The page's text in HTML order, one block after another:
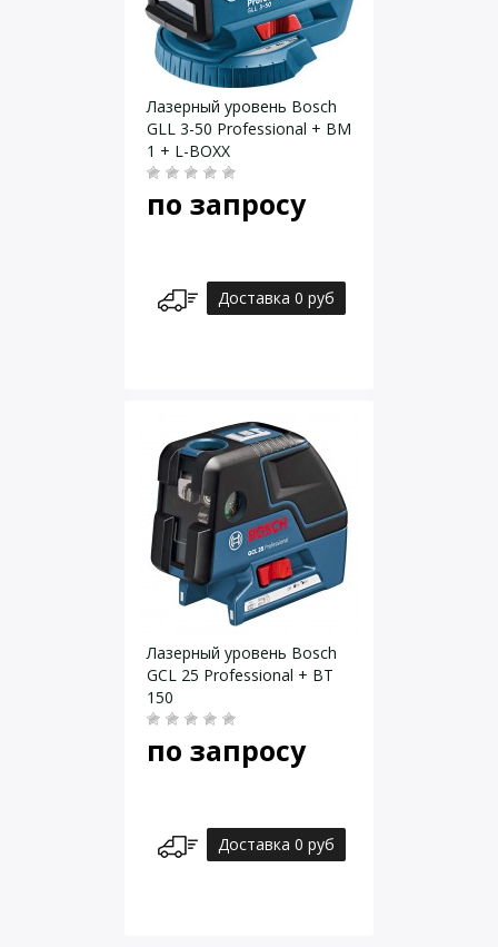
Лазерный уровень Bosch
GLL 3-50 Professional + BM
1 + L-BOXX
по запросу
Доставка 0 руб
Лазерный уровень Bosch
GCL 25 Professional + BT
150
по запросу
Доставка 0 руб